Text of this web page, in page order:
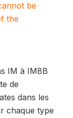
be
the
IM à IM8B
de
dans les
chaque type